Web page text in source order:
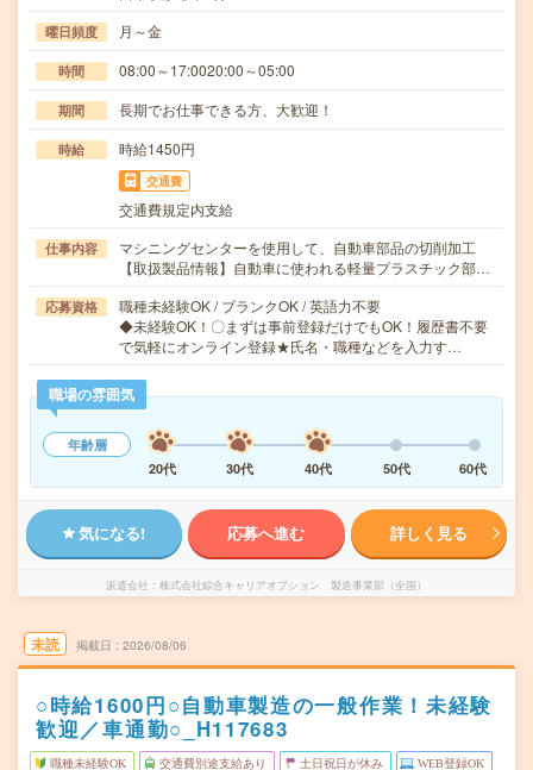
曜日頻度 月～金
時間 08:00～17:0020:00～05:00
期間 長期でお仕事できる方、大歓迎！
時給 時給1450円
交通費
交通費規定内支給
仕事内容
マシニングセンターを使用して、自動車部品の切削加工
【取扱製品情報】自動車に使われる軽量プラスチック部…
応募資格
職種未経験OK / ブランクOK / 英語力不要
◆未経験OK！〇まずは事前登録だけでもOK！履歴書不要
で気軽にオンライン登録★氏名・職種などを入力す…
職場の雰囲気
年齢層
20代
30代 40代 50代 60代
気になる! 応募へ進む 詳しく見る
派遣会社 株式会社綜合キャリアオプション 製造事業部（全国）
未読 掲載日 2026/08/06
○時給1600円○自動車製造の一般作業！未経験
歓迎／車通勤○_H117683
職種未経験OK 交通費別途支給あり 土日祝日が休み WEB登録OK